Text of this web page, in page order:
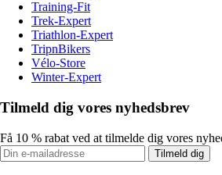
Training-Fit
Trek-Expert
Triathlon-Expert
TripnBikers
Vélo-Store
Winter-Expert
Tilmeld dig vores nyhedsbrev
Få 10 % rabat ved at tilmelde dig vores
Tilmeld dig